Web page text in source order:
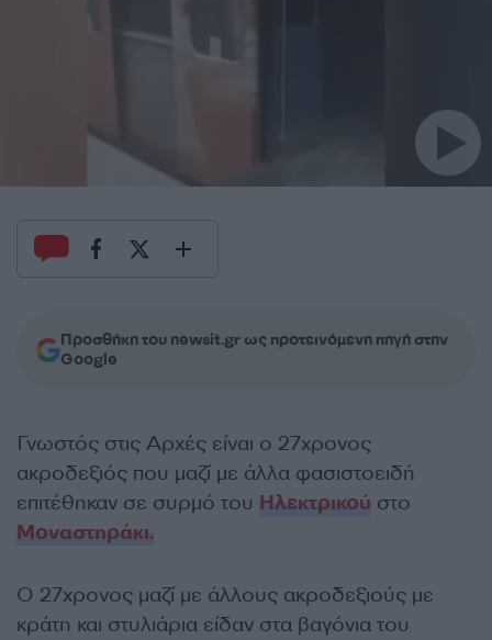
Προσθήκη του newsit.gr ως προτεινόμενη πηγή στην
Google
Γνωστός στις Αρχές είναι ο 27χρονος
ακροδεξιός που μαζί με άλλα φασιστοειδή
επιτέθηκαν σε συρμό του Ηλεκτρικού στο
Μοναστηράκι.
Ο 27χρονος μαζί με άλλους ακροδεξιούς με
κράτη και στυλιάρια είδαν στα βαγόνια του